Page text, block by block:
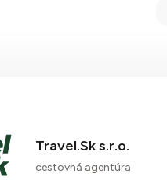
Travel.Sk s.r.o.
cestovná agentúra